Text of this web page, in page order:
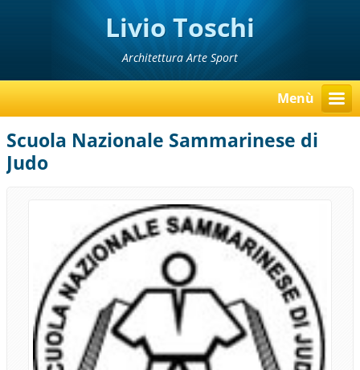
Livio Toschi
Architettura Arte Sport
Menù
Scuola Nazionale Sammarinese di
Judo